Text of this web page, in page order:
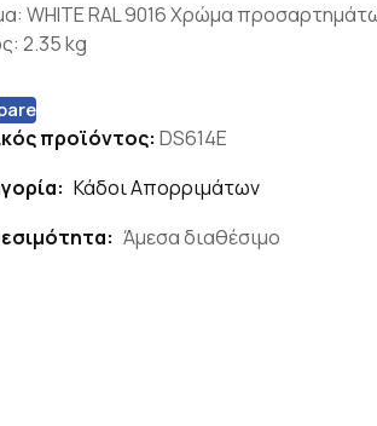
WHITE RAL 9016 Χρώμα
2.35 kg
προϊόντος: DS614E
Κάδοι Απορριμάτων
Άμεσα διαθέσιμο